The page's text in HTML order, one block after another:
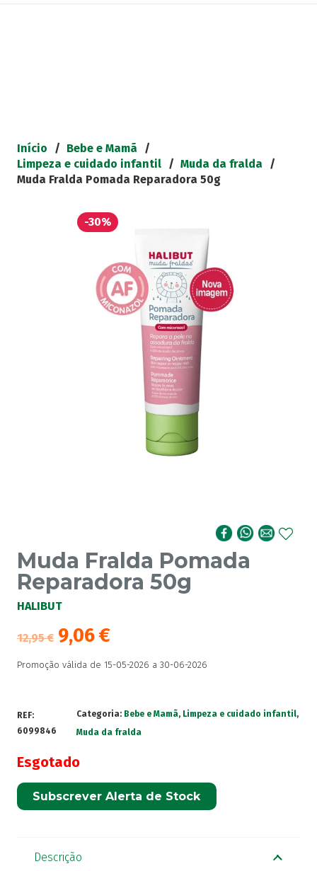
Início / Bebe e Mamã
/
Limpeza e cuidado infantil / Muda da fralda
/
Muda Fralda Pomada Reparadora 50g
-30%
Muda Fralda Pomada
Reparadora 50g
HALIBUT
12,95€ 9,06€
Promoção válida de 15-05-2026 a 30-06-2026
REF:
6099846
Categoria: Bebe e Mamã, Limpeza e cuidado infantil,
Muda da fralda
Esgotado
Subscrever Alerta de Stock
Descrição